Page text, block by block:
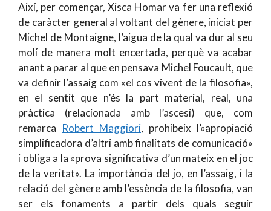
Així, per començar, Xisca Homar va fer una reflexió
de caràcter general al voltant del gènere, iniciat per
Michel de Montaigne, l’aigua de la qual va dur al seu
molí de manera molt encertada, perquè va acabar
anant a parar al que en pensava Michel Foucault, que
va definir l’assaig com «el cos vivent de la filosofia»,
en el sentit que n’és la part material, real, una
pràctica (relacionada amb l’ascesi) que, com
remarca Robert Maggiori, prohibeix l’«apropiació
simplificadora d’altri amb finalitats de comunicació»
i obliga a la «prova significativa d’un mateix en el joc
de la veritat». La importància del jo, en l’assaig, i la
relació del gènere amb l’essència de la filosofia, van
ser els fonaments a partir dels quals seguir